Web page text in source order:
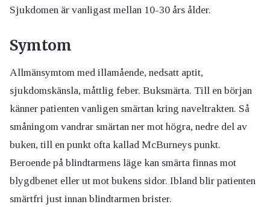
Sjukdomen är vanligast mellan 10-30 års ålder.
Symtom
Allmänsymtom med illamående, nedsatt aptit,
sjukdomskänsla, måttlig feber. Buksmärta. Till en början
känner patienten vanligen smärtan kring naveltrakten. Så
småningom vandrar smärtan ner mot högra, nedre del av
buken, till en punkt ofta kallad McBurneys punkt.
Beroende på blindtarmens läge kan smärta finnas mot
blygdbenet eller ut mot bukens sidor. Ibland blir patienten
smärtfri just innan blindtarmen brister.